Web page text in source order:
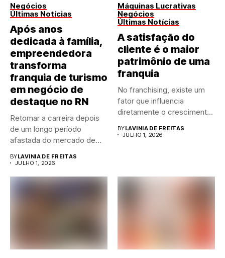
Negócios
Últimas Notícias
Após anos
dedicada à família,
empreendedora
transforma
franquia de turismo
em negócio de
destaque no RN
Retomar a carreira depois
de um longo período
afastada do mercado de...
BYLAVINIA DE FREITAS
JULHO 1, 2026
Máquinas Lucrativas
Negócios
Últimas Notícias
A satisfação do
cliente é o maior
patrimônio de uma
franquia
No franchising, existe um
fator que influencia
diretamente o crescimento
BYLAVINIA DE FREITAS
JULHO 1, 2026